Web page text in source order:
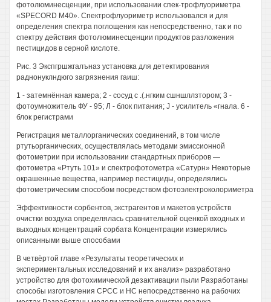
фотолюминесценции, при использовании спек-трофлуориметра
«SPECORD М40». Спектрофлуориметр использовался и для
определения спектра поглощения как непосредственно, так и по
спектру действия фотолюминесценции продуктов разложения
пестицидов в серной кислоте.
Рис. 3 Экспгршжгалъназ установка для детектирования
раднонуклндюго загрязнения гаиш:
1 - затемнённая камера; 2 - сосуд с .(.нгким сшншллзтором; 3 -
фотоумножитель ФУ - 95; Л - блок питания; J - усилитель «гнала. 6 -
блок регистрами
Регистрация металлорганических соединений, в том числе
ртутьорганических, осуществлялась методами эмиссионной
фотометрии при использовании стандартных приборов —
фотометра «Ртуть 101» и спектрофотометра «Сатурн» Некоторые
окрашенные вещества, например пестициды, определялись
фотометрическим способом посредством фотоэлектроколориметра
Эффективности сорбентов, экстрагентов и макетов устройств
очистки воздуха определялась сравнительной оценкой входных и
выходных концентраций сорбата Концентрации измерялись
описанными выше способами
В четвёртой главе «Результаты теоретических и
экспериментальных исследований и их анализ» разработано
устройство для фотохимической дезактивации пыли Разработаны
способы изготовления СРСС и НС непосредственно на рабочих